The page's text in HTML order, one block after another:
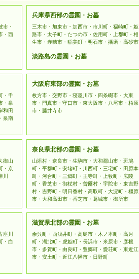
市・
・西
兵庫県西部の霊園・お墓
三木市・加東市・加西市・市川町・福崎町・姫
路市・太子町・たつの市・佐用町・上郡町・相
生市・赤穂市・稲美町・明石市・播磨・高砂市
淡路島の霊園・お墓
・千
・泉
和田
泉南
大阪府東部の霊園・お墓
枚方市・交野市・寝屋川市・四条畷市・大東
市・門真市・守口市・東大阪市・八尾市・柏原
市・藤井寺市
御山
・京
川
奈良県北部の霊園・お墓
山添村・奈良市・生駒市・大和郡山市・斑鳩
町・平群町・安堵町・川西町・三宅町・田原本
町・河合町・三郷町・王寺町・上牧町・広陵
町・香芝市・御杖村・曽爾村・宇陀市・東吉野
村・吉野町・明日香村・高取町・大淀町・橿原
市・大和高田市・香芝市・葛城市・御所市
座川
・白
滋賀県北部の霊園・お墓
余呉町・西浅井町・高島市・木ノ本町・高月
町・湖北町・虎姫町・長浜市・米原市・彦根
市・多賀町・由良町・豊郷町・愛荘町・東近江
市・安土町・近江八幡市・日野町